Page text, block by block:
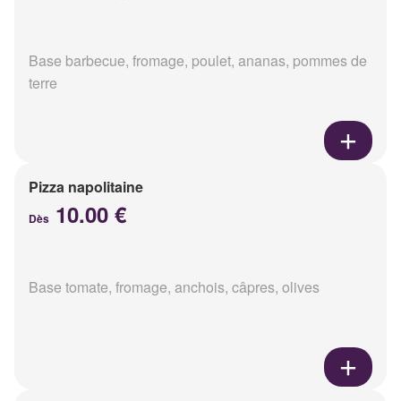
Base barbecue, fromage, poulet, ananas, pommes de
terre
Pizza napolitaine
Dès 10.00 €
Base tomate, fromage, anchois, câpres, olives